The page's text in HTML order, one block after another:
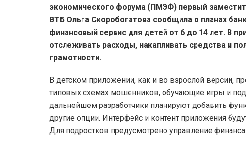
экономического форума (ПМЭФ) первый
ВТБ Ольга Скоробогатова сообщила о планах
финансовый сервис для детей от 6 до 14 лет. В
отслеживать расходы, накапливать средства и
грамотности.
В детском приложении, как и во взрослой версии,
типовых схемах мошенников, обучающие игры и
дальнейшем разработчики планируют добавить
другие опции. Интерфейс и контент приложения
Для подростков предусмотрено управление